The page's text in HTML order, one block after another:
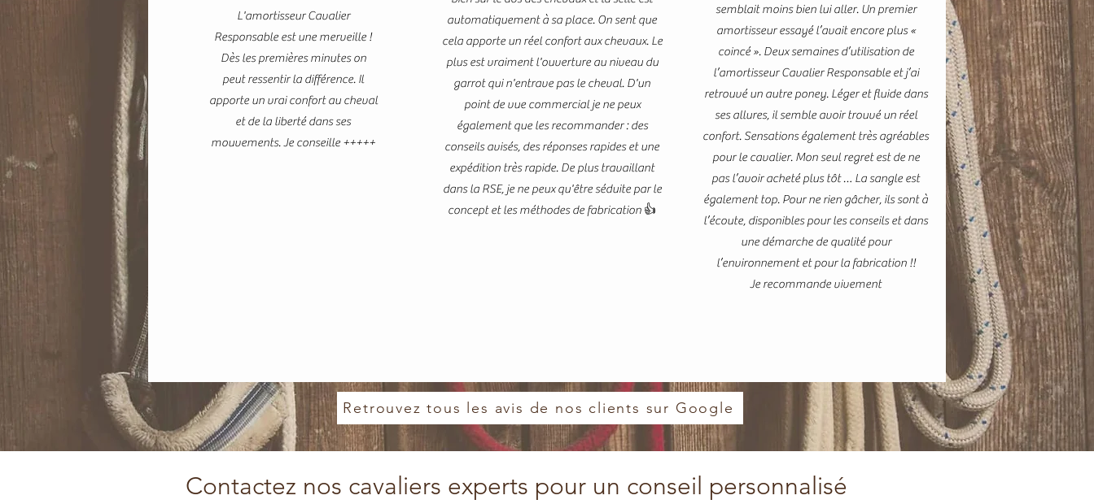
Contactez nos cavaliers experts pour un conseil personnalisé
L'amortisseur Cavalier
Responsable est une merveille !
Dès les premières minutes on
peut ressentir la différence. Il
apporte un vrai confort au cheval
et de la liberté dans ses
mouvements. Je conseille +++++
automatiquement à sa place. On sent que
cela apporte un réel confort aux chevaux. Le
plus est vraiment l'ouverture au niveau du
garrot qui n'entrave pas le cheval. D'un
point de vue commercial je ne peux
également que les recommander : des
conseils avisés, des réponses rapides et une
expédition très rapide. De plus travaillant
dans la RSE, je ne peux qu'être séduite par le
concept et les méthodes de fabrication 👍
semblait moins bien lui aller. Un premier
amortisseur essayé l’avait encore plus «
coincé ». Deux semaines d’utilisation de
l’amortisseur Cavalier Responsable et j’ai
retrouvé un autre poney. Léger et fluide dans
ses allures, il semble avoir trouvé un réel
confort. Sensations également très agréables
pour le cavalier. Mon seul regret est de ne
pas l’avoir acheté plus tôt … La sangle est
également top. Pour ne rien gâcher, ils sont à
l’écoute, disponibles pour les conseils et dans
une démarche de qualité pour
l’environnement et pour la fabrication !!
Je recommande vivement
Retrouvez tous les avis de nos clients sur Google